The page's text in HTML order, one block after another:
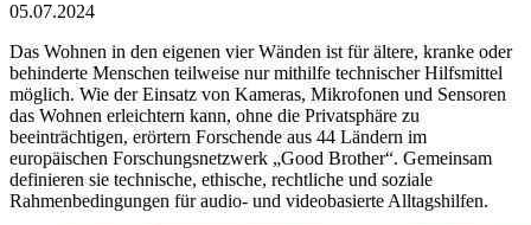
05.07.2024
Das Wohnen in den eigenen vier Wänden ist für ältere, kranke oder
behinderte Menschen teilweise nur mithilfe technischer Hilfsmittel
möglich. Wie der Einsatz von Kameras, Mikrofonen und Sensoren
das Wohnen erleichtern kann, ohne die Privatsphäre zu
beeinträchtigen, erörtern Forschende aus 44 Ländern im
europäischen Forschungsnetzwerk „Good Brother“. Gemeinsam
definieren sie technische, ethische, rechtliche und soziale
Rahmenbedingungen für audio- und videobasierte Alltagshilfen.